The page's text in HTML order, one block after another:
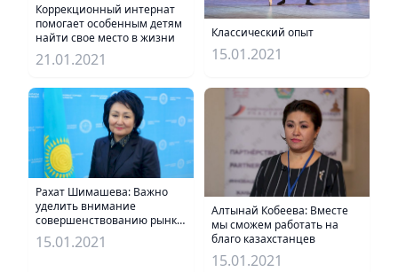
Коррекционный интернат
помогает особенным детям
найти свое место в жизни
21.01.2021
Классический опыт
15.01.2021
Рахат Шимашева: Важно
уделить внимание
совершенствованию рынка
труда
15.01.2021
Алтынай Кобеева: Вместе
мы сможем работать на
благо казахстанцев
15.01.2021